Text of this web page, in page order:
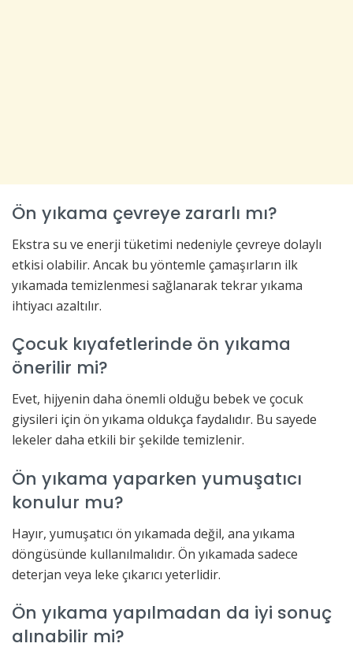
Ön yıkama çevreye zararlı mı?
Ekstra su ve enerji tüketimi nedeniyle çevreye dolaylı
etkisi olabilir. Ancak bu yöntemle çamaşırların ilk
yıkamada temizlenmesi sağlanarak tekrar yıkama
ihtiyacı azaltılır.
Çocuk kıyafetlerinde ön yıkama
önerilir mi?
Evet, hijyenin daha önemli olduğu bebek ve çocuk
giysileri için ön yıkama oldukça faydalıdır. Bu sayede
lekeler daha etkili bir şekilde temizlenir.
Ön yıkama yaparken yumuşatıcı
konulur mu?
Hayır, yumuşatıcı ön yıkamada değil, ana yıkama
döngüsünde kullanılmalıdır. Ön yıkamada sadece
deterjan veya leke çıkarıcı yeterlidir.
Ön yıkama yapılmadan da iyi sonuç
alınabilir mi?